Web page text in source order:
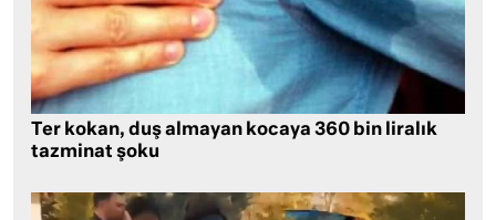
Ter kokan, duş almayan kocaya 360 bin liralık
tazminat şoku